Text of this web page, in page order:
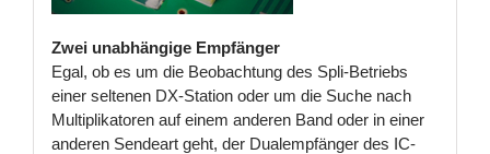
Zwei unabhängige Empfänger
Egal, ob es um die Beobachtung des Spli-Betriebs
einer seltenen DX-Station oder um die Suche nach
Multiplikatoren auf einem anderen Band oder in einer
anderen Sendeart geht, der Dualempfänger des IC-